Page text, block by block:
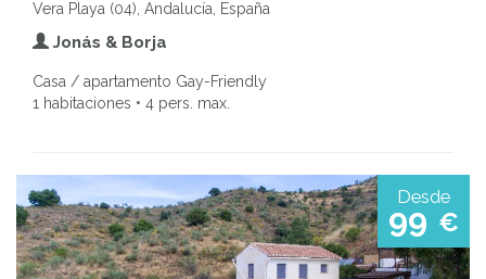
Vera Playa (04), Andalucía, España
Jonás & Borja
Casa / apartamento Gay-Friendly
1 habitaciones • 4 pers. max.
Desde
99 €